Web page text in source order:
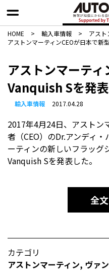
HOME > 輸入車情報 > アスト
アストンマーティンCEOが日本で新
アストンマーティ
Vanquish Sを発表
輸入車情報 2017.04.28
2017年4月24日、アストン
者（CEO）のDr.アンディ
ーティンの新しいフラッグ
Vanquish Sを発表した。
全
カテゴリ
アストンマーティン, ヴァ